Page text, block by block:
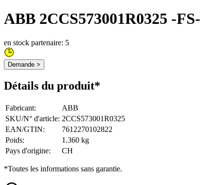
ABB 2CCS573001R0325 -FS-
en stock partenaire: 5
Demande >
Détails du produit*
Fabricant:
ABB
SKU/N° d'article: 2CCS573001R0325
EAN/GTIN:
7612270102822
Poids:
1.360 kg
Pays d'origine: CH
*Toutes les informations sans garantie.